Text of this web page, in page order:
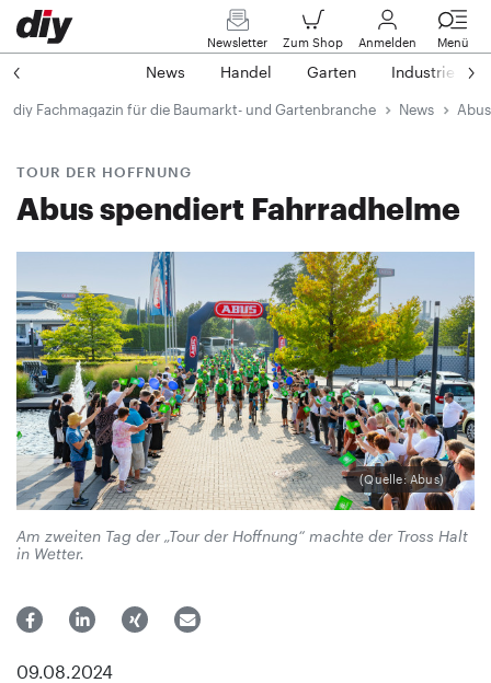
Newsletter Zum Shop Anmelden Menü
News Handel Garten Industrie
diy Fachmagazin für die Baumarkt- und Gartenbranche News
TOUR DER HOFFNUNG
Abus spendiert Fahrradhelme
(Quelle: Abus)
Am zweiten Tag der „Tour der Hoffnung“ machte der Tross Halt
in Wetter.
09.08.2024